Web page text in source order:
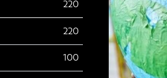
220
220
100